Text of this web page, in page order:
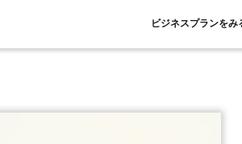
ビジネスプランをみ